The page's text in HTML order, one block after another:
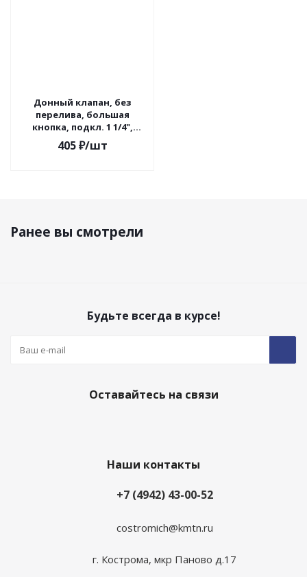
Донный клапан, без
перелива, большая
кнопка, подкл. 1 1/4",
d=66мм, нерж. сталь,
хром
405₽/шт
Ранее вы смотрели
Будьте всегда в курсе!
Оставайтесь на связи
Наши контакты
+7 (4942) 43-00-52
costromich@kmtn.ru
г. Кострома, мкр Паново д.17